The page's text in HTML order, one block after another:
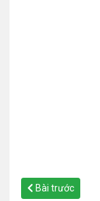
Bài trước